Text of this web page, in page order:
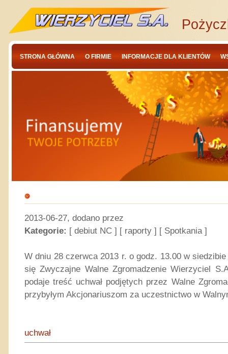
STRONA GŁÓWNA O FIRMIE INFORMACJE DLA KLIENTÓW
2013-06-27, dodano przez
Kategorie: [ debiut NC ] [ raporty ] [ Spotkania]
W dniu 28 czerwca 2013 r. o godz. 13.00 w siedzibie
się Zwyczajne Walne Zgromadzenie Wierzyciel
podaje treść uchwał podjętych przez Walne
przybyłym Akcjonariuszom za uczestnictwo w
uchwał